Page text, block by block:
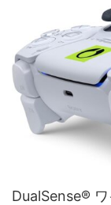
DualSense®